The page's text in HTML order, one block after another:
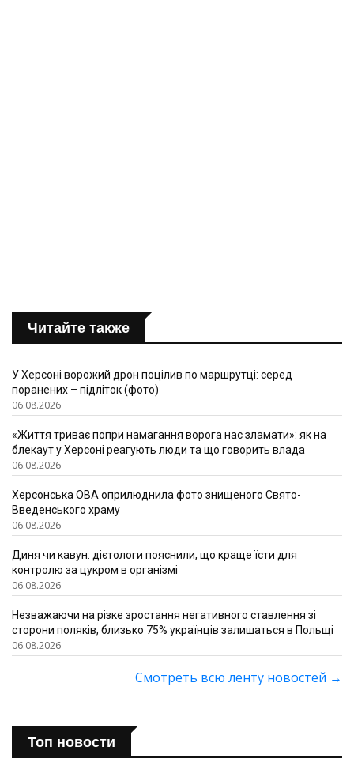
Читайте также
У Херсоні ворожий дрон поцілив по маршрутці: серед
поранених – підліток (фото)
06.08.2026
«Життя триває попри намагання ворога нас зламати»: як на
блекаут у Херсоні реагують люди та що говорить влада
06.08.2026
Херсонська ОВА оприлюднила фото знищеного Свято-
Введенського храму
06.08.2026
Диня чи кавун: дієтологи пояснили, що краще їсти для
контролю за цукром в організмі
06.08.2026
Незважаючи на різке зростання негативного ставлення зі
сторони поляків, близько 75% українців залишаться в Польщі
06.08.2026
Смотреть всю ленту новостей →
Топ новости